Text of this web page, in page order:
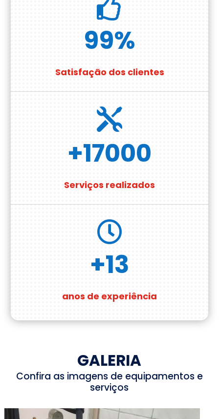

99%
Satisfação dos clientes

+17000
Serviços realizados

+13
anos de experiência
GALERIA
Confira as imagens de equipamentos e
serviços